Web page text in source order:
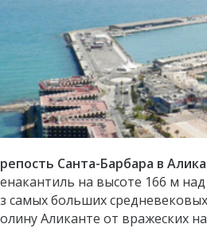
Санта-Барбара в
на высоте 166 м
самых больших
Аликанте от вражеских